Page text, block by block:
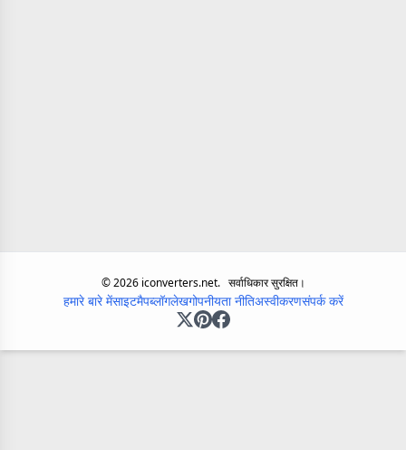
©2026iconverters.net. सर्वाधिकार सुरक्षित।
हमारे बारे मेंसाइटमैपब्लॉगलेखगोपनीयता नीतिअस्वीकरणसंपर्क करें